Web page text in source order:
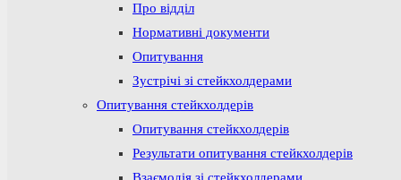
Про відділ
Нормативні документи
Опитування
Зустрічі зі стейкхолдерами
Опитування стейкхолдерів
Опитування стейкхолдерів
Результати опитування стейкхолдерів